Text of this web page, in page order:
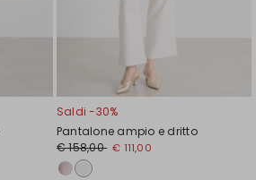
Saldi -30%
Pantalone ampio e dritto
€ 158,00 € 111,00